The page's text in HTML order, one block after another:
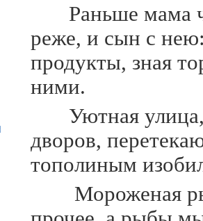
Раньше мама
реже, и сын с
продукты, зная
ними.
Уютная
дворов,
тополиным
Мороженая